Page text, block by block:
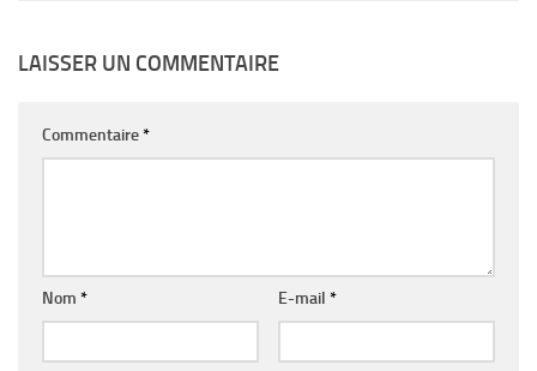
LAISSER UN COMMENTAIRE
Commentaire*
Nom * E-mail *